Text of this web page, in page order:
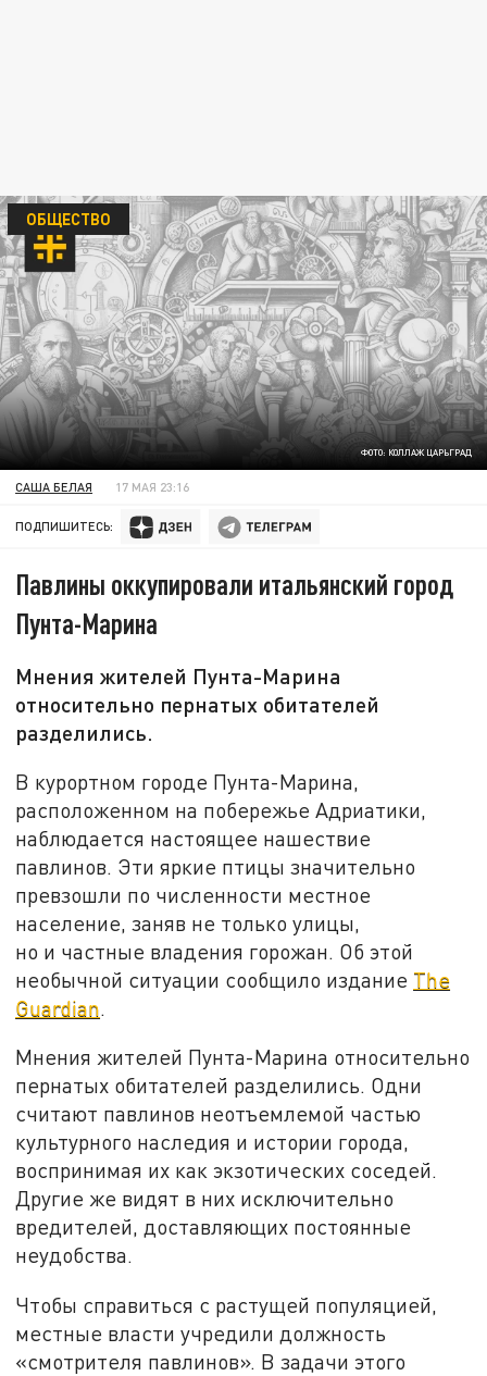
ФОТО: КОЛЛАЖ ЦАРЬГРАД
ОБЩЕСТВО
САША БЕЛАЯ 17 МАЯ 23:16
ПОДПИШИТЕСЬ:
Павлины оккупировали итальянский город
Пунта-Марина
Мнения жителей Пунта-Марина
относительно пернатых обитателей
разделились.
В курортном городе Пунта-Марина,
расположенном на побережье Адриатики,
наблюдается настоящее нашествие
павлинов. Эти яркие птицы значительно
превзошли по численности местное
население, заняв не только улицы,
но и частные владения горожан. Об этой
необычной ситуации сообщило издание The
Guardian.
Мнения жителей Пунта-Марина относительно
пернатых обитателей разделились. Одни
считают павлинов неотъемлемой частью
культурного наследия и истории города,
воспринимая их как экзотических соседей.
Другие же видят в них исключительно
вредителей, доставляющих постоянные
неудобства.
Чтобы справиться с растущей популяцией,
местные власти учредили должность
«смотрителя павлинов». В задачи этого